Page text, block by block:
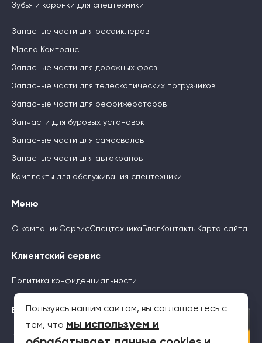
Зубья и коронки для спецтехники
Запасные части для ресайклеров
Масла Комтранс
Запасные части для дорожных фрез
Запасные части для телескопических погрузчиков
Запасные части для рефрижераторов
Запчасти для буровых установок
Запасные части для самосвалов
Запасные части для автокранов
Комплекты для обслуживания спецтехники
Меню
О компанииСервисСпецтехника БлогКонтакты Карта сайта
Клиентский сервис
Политика конфиденциальности
Будьте с нами
Пользуясь нашим сайтом, вы соглашаетесь с
тем, что мы используем и